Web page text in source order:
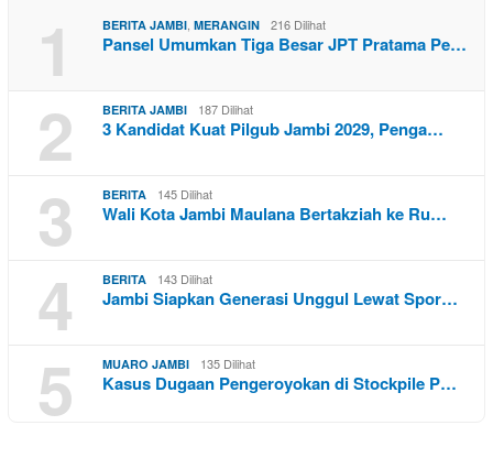
1 BERITA JAMBI, MERANGIN 216 Dilihat
Pansel Umumkan Tiga Besar JPT Pratama Pe…
2 BERITA JAMBI 187 Dilihat
3 Kandidat Kuat Pilgub Jambi 2029, Penga…
3 BERITA 145 Dilihat
Wali Kota Jambi Maulana Bertakziah ke Ru…
4 BERITA 143 Dilihat
Jambi Siapkan Generasi Unggul Lewat Spor…
5 MUARO JAMBI 135 Dilihat
Kasus Dugaan Pengeroyokan di Stockpile P…